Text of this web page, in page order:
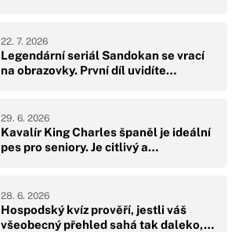
Legendární seriál Sandokan se vrací
na obrazovky. První díl uvidíte…
22. 7. 2026
Kavalír King Charles španěl je ideální
pes pro seniory. Je citlivý a…
29. 6. 2026
Hospodský kvíz prověří, jestli váš
všeobecný přehled sahá tak daleko,…
28. 6. 2026